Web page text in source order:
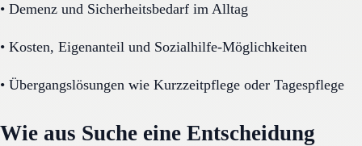
• Demenz und Sicherheitsbedarf im Alltag
• Kosten, Eigenanteil und Sozialhilfe-Möglichkeiten
• Übergangslösungen wie Kurzzeitpflege oder Tagespflege
Wie aus Suche eine Entscheidung